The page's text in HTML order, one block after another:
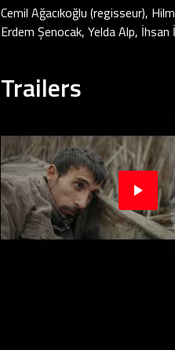
Cemil Ağacıkoğlu (regisseur),
Erdem Şenocak, Yelda Alp,
Trailers